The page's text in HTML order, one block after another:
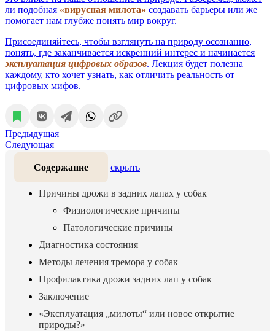
ли подобная «вирусная милота» создавать барьеры или же
помогает нам глубже понять мир вокруг.
Присоединяйтесь, чтобы взглянуть на природу осознанно,
понять, где заканчивается искренний интерес и начинается
эксплуатация цифровых образов. Лекция будет полезна
каждому, кто хочет узнать, как отличить реальность от
цифровых мифов.
Предыдущая
Следующая
Содержание скрыть
Причины дрожи в задних лапах у собак
Физиологические причины
Патологические причины
Диагностика состояния
Методы лечения тремора у собак
Профилактика дрожи задних лап у собак
Заключение
«Эксплуатация „милоты“ или новое открытие
природы?»